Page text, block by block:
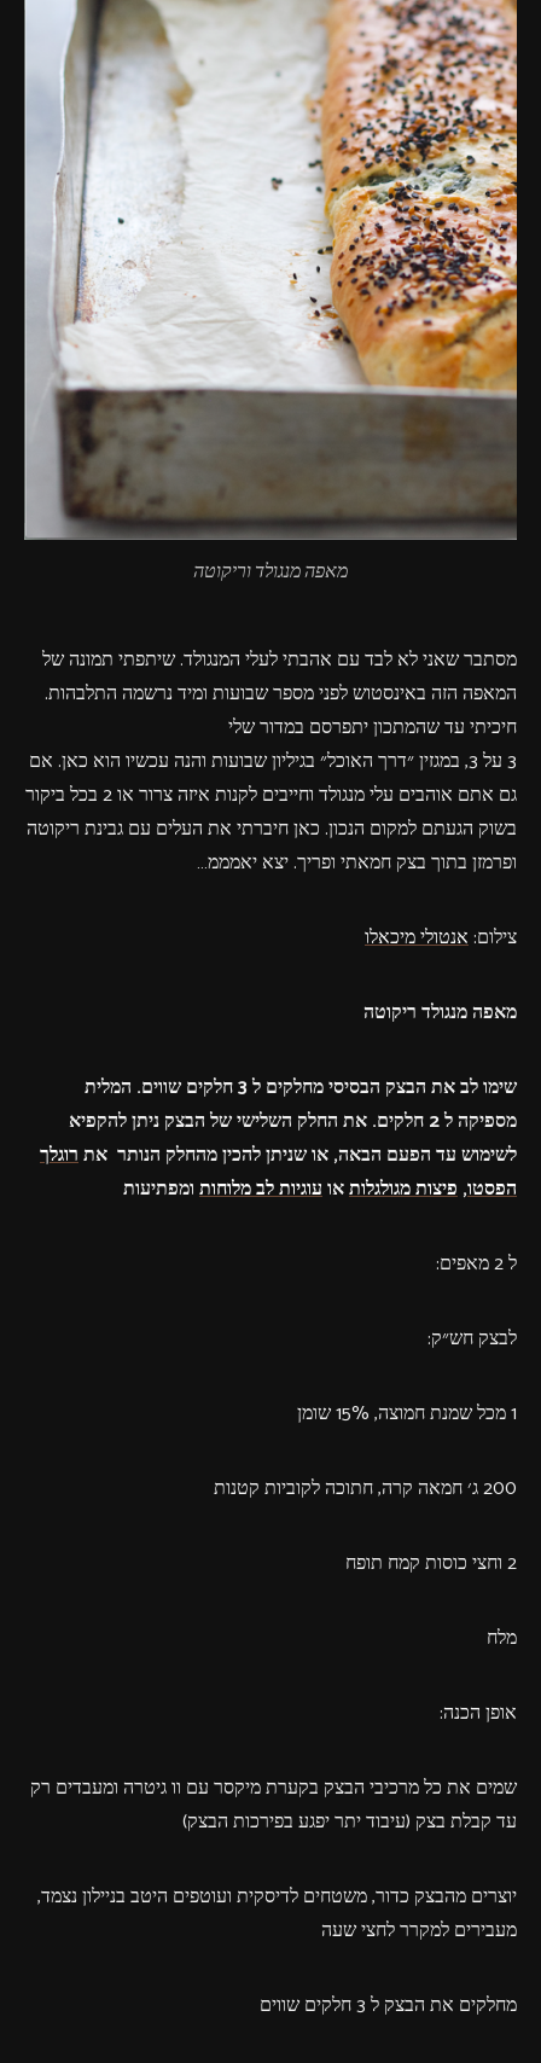
פרסומות,
מדיה
דיגיטלית
ועוד.
מאפה מנגולד וריקוטה
מסתבר שאני לא לבד עם אהבתי לעלי המנגולד. שיתפתי תמונה של
המאפה הזה באינסטוש לפני מספר שבועות ומיד נרשמה התלבהות.
חיכיתי עד שהמתכון יתפרסם במדור שלי
3 על 3, במגזין ״דרך האוכל״ בגיליון שבועות והנה עכשיו הוא כאן. אם
גם אתם אוהבים עלי מנגולד וחייבים לקנות איזה צרור או 2 בכל ביקור
בשוק הגעתם למקום הנכון. כאן חיברתי את העלים עם גבינת ריקוטה
ופרמזן בתוך בצק חמאתי ופריך. יצא יאמממ…
צילום:אנטולי מיכאלו
מאפה מנגולד ריקוטה
שימו לב את הבצק הבסיסי מחלקים ל 3 חלקים שווים. המלית
מספיקה ל 2 חלקים. את החלק השלישי של הבצק ניתן להקפיא
לשימוש עד הפעם הבאה, או שניתן להכין מהחלק הנותר אתרוגלך
הפסטו,פיצות מגולגלותאועוגיות לב מלוחותומפתיעות
ל 2 מאפים:
לבצק חש״ק:
1 מכל שמנת חמוצה, 15% שומן
200 ג׳ חמאה קרה, חתוכה לקוביות קטנות
2 וחצי כוסות קמח תופח
מלח
אופן הכנה:
שמים את כל מרכיבי הבצק בקערת מיקסר עם וו גיטרה ומעבדים רק
עד קבלת בצק (עיבוד יתר יפגע בפירכות הבצק)
יוצרים מהבצק כדור, משטחים לדיסקית ועוטפים היטב בניילון נצמד,
מעבירים למקרר לחצי שעה
מחלקים את הבצק ל 3 חלקים שווים